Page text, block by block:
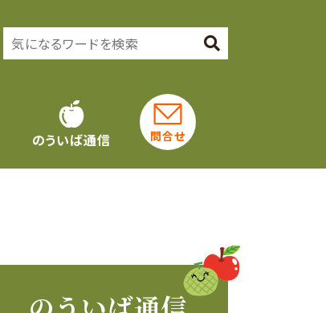
のういば通信 問合せ